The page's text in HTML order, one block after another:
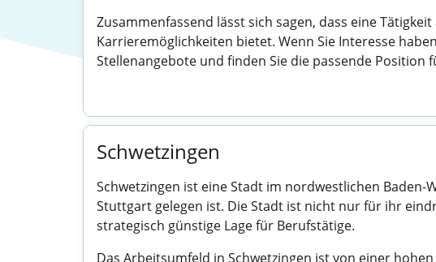
Zusammenfassend lässt sich sagen, dass eine
Karrieremöglichkeiten bietet. Wenn Sie Interesse
Stellenangebote und finden Sie die passende Position
Schwetzingen
Schwetzingen ist eine Stadt im nordwestlichen
Stuttgart gelegen ist. Die Stadt ist nicht nur für ihr
strategisch günstige Lage für Berufstätige.
Das Arbeitsumfeld in Schwetzingen ist von einer